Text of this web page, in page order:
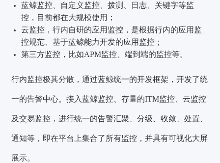
蓝鲸监控、自定义监控、拨测、日志、关键字等监
控，目前都在大规模使用；
云监控，行内自研的应用监控，是根据行内的应用监
控规范、基于蓝鲸能力开发的应用监控；
第三方监控，比如APM监控、端到端的监控等。
行内监控极其分散，通过蓝鲸统一的开发框架，开发了统
一的告警中心。接入蓝鲸监控、存量的ITM监控、云监控
及交易监控，进行统一的告警汇聚、分级、收敛、处置、
通知等，即在平台上集合了所有监控，并具有可视化大屏
展示。